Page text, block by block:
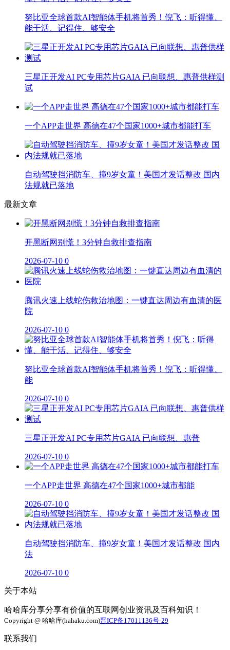
努比亚全球首款AI智能体手机将首秀！倪飞：听得懂、
能干活、记得住、够安全
三星正开发AI PC专用芯片GAIA 已向联想、惠普供样测
试
一个APP走世界 高德在47个国家1000+城市都能打车
自动驾驶挡消防车、撞9岁女童！美国才发话整改 国内
法规就已落地
最新文章
开黑断网别慌！3分钟自救排查指南
2026-07-10 0
腾讯火速上线蛇伤救治地图：一键直达周边有血清的医
院
2026-07-10 0
努比亚全球首款AI智能体手机将首秀！倪飞：听得懂、
能
2026-07-10 0
三星正开发AI PC专用芯片GAIA 已向联想、惠普
2026-07-10 0
一个APP走世界 高德在47个国家1000+城市都能
2026-07-10 0
自动驾驶挡消防车、撞9岁女童！美国才发话整改 国内
法
2026-07-10 0
关于本站
哈哈库分享分享有价值的互联网创业资讯及百科知识！
Copyright @ 哈哈库(hahaku.com)晋ICP备17011136号-29
联系我们